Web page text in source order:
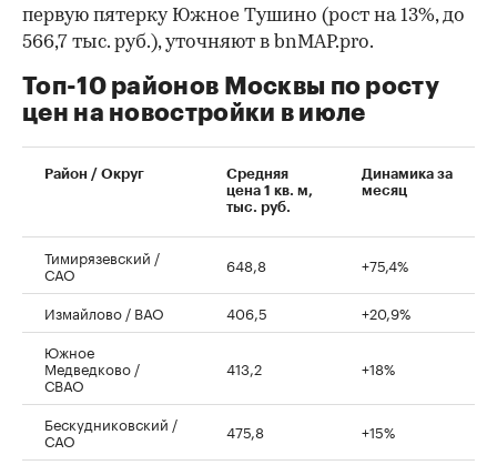
00:00 / 00:00
первую пятерку Южное Тушино (рост на 13%, до
566,7 тыс. руб.), уточняют в bnMAP.pro.
Топ-10 районов Москвы по росту
цен на новостройки в июле
Район / Округ
Средняя
цена 1 кв. м,
тыс. руб.
Динамика за
месяц
Тимирязевский /
САО 648,8 +75,4%
Измайлово / ВАО 406,5
+20,9%
Южное
Медведково /
СВАО
413,2 +18%
Бескудниковский /
САО 475,8 +15%